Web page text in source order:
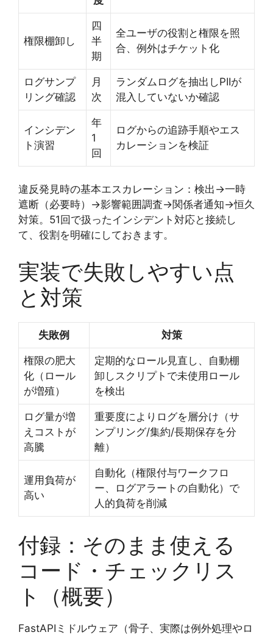
権限棚卸し
四
半
期
全ユーザの役割と権限を照
合、例外はチケット化
ログサンプ
リング確認
月
次
ランダムログを抽出しPIIが
混入していないか確認
インシデン
ト演習
年
1
回
ログからの追跡手順やエス
カレーションを検証
違反発見時の基本エスカレーション：検出→一時
遮断（必要時）→影響範囲調査→関係者通知→恒久
対策。51回で扱ったインシデント対応と接続し
て、役割を明確にしておきます。
実装で失敗しやすい点
と対策
失敗例 対策
権限の肥大
化（ロール
が増殖）
定期的なロール見直し、自動棚
卸しスクリプトで未使用ロール
を検出
ログ量が増
えコストが
高騰
重要度によりログを層分け（サ
ンプリング/集約/長期保存を分
離）
運用負荷が
高い
自動化（権限付与ワークフロ
ー、ログアラートの自動化）で
人的負荷を削減
付録：そのまま使える
コード・チェックリス
ト（概要）
FastAPIミドルウェア（骨子、実際は例外処理やロ